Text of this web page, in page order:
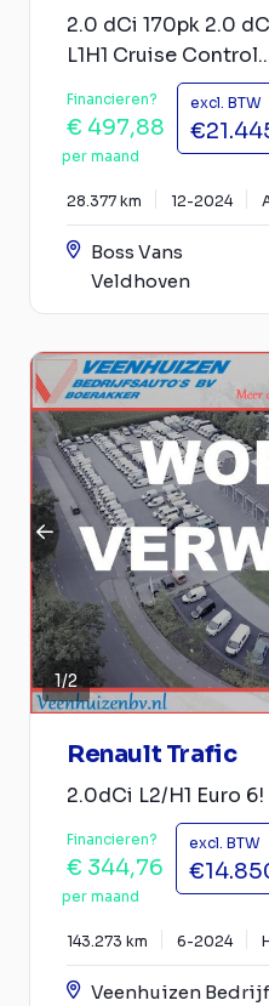
2.0 dCi 170pk 2.0
L1H1 Cruise
Financieren?
€ 497,88
per maand
excl. BTW
28.377 km 12-2024
Boss Vans
Veldhoven
1/2
Renault Trafic
2.0dCi L2/H1 Euro 6!
Financieren?
€ 344,76
per maand
excl. BTW
143.273 km 6-2024
Veenhuizen